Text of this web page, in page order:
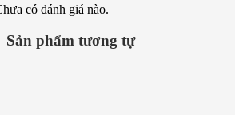
có đánh giá nào.
Sản phẩm tương tự